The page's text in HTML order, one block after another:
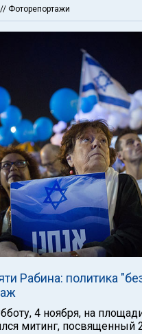
// Фоторепортажи
Рабина: политика
4 ноября, на
митинг, посвященный